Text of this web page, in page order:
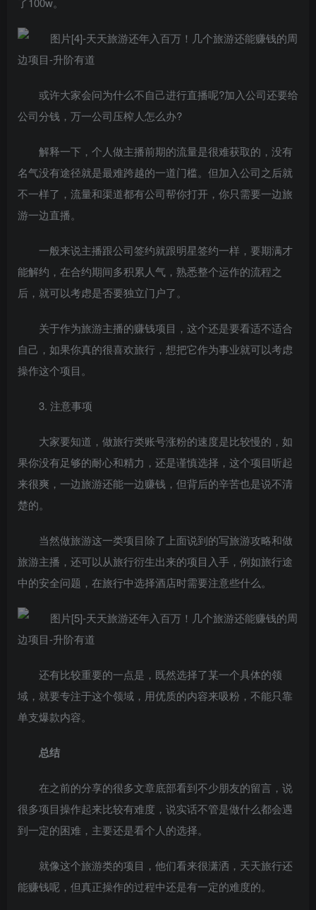
或许大家会问为什么不自己进行直播呢?加入公司还要给
公司分钱，万一公司压榨人怎么办?
解释一下，个人做主播前期的流量是很难获取的，没有
名气没有途径就是最难跨越的一道门槛。但加入公司之后就
不一样了，流量和渠道都有公司帮你打开，你只需要一边旅
游一边直播。
一般来说主播跟公司签约就跟明星签约一样，要期满才
能解约，在合约期间多积累人气，熟悉整个运作的流程之
后，就可以考虑是否要独立门户了。
关于作为旅游主播的赚钱项目，这个还是要看适不适合
自己，如果你真的很喜欢旅行，想把它作为事业就可以考虑
操作这个项目。
3. 注意事项
大家要知道，做旅行类账号涨粉的速度是比较慢的，如
果你没有足够的耐心和精力，还是谨慎选择，这个项目听起
来很爽，一边旅游还能一边赚钱，但背后的辛苦也是说不清
楚的。
当然做旅游这一类项目除了上面说到的写旅游攻略和做
旅游主播，还可以从旅行衍生出来的项目入手，例如旅行途
中的安全问题，在旅行中选择酒店时需要注意些什么。
还有比较重要的一点是，既然选择了某一个具体的领
域，就要专注于这个领域，用优质的内容来吸粉，不能只靠
单支爆款内容。
总结
在之前的分享的很多文章底部看到不少朋友的留言，说
很多项目操作起来比较有难度，说实话不管是做什么都会遇
到一定的困难，主要还是看个人的选择。
就像这个旅游类的项目，他们看来很潇洒，天天旅行还
能赚钱呢，但真正操作的过程中还是有一定的难度的。